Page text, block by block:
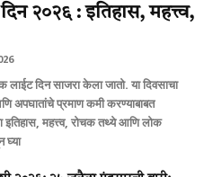
२०२६ : इतिहास, महत्त्व,
लाईट दिन साजरा केला जातो. या दिवसाचा
अपघातांचे प्रमाण कमी करण्याबाबत
महत्त्व, रोचक तथ्ये आणि लोक
घ्या